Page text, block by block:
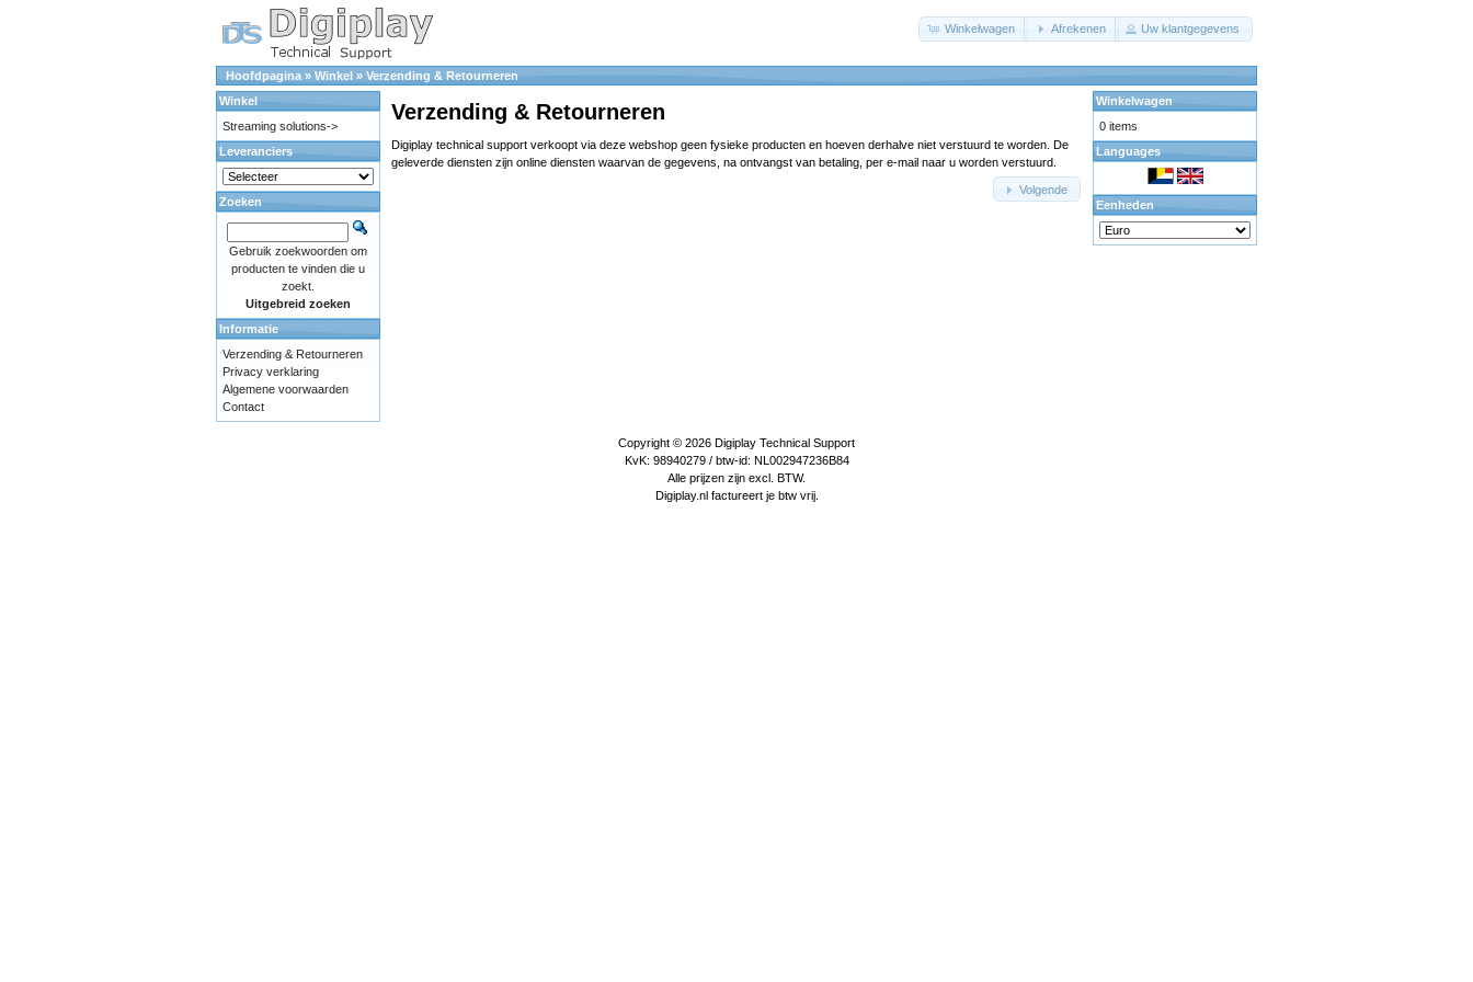
Winkelwagen Afrekenen Uw klantgegevens
Hoofdpagina » Winkel » Verzending & Retourneren
Verzending & Retourneren
Digiplay technical support verkoopt via deze webshop geen fysieke producten en hoeven derhalve niet verstuurd te worden. De
geleverde diensten zijn online diensten waarvan de gegevens, na ontvangst van betaling, per e-mail naar u worden verstuurd.
Volgende
Winkel
Streaming solutions->
Leveranciers
Zoeken
Gebruik zoekwoorden om
producten te vinden die u
zoekt.
Uitgebreid zoeken
Informatie
Verzending & Retourneren
Privacy verklaring
Algemene voorwaarden
Contact
Winkelwagen
0 items
Languages
Eenheden
Copyright © 2026 Digiplay Technical Support
KvK: 98940279 / btw-id: NL002947236B84
Alle prijzen zijn excl. BTW.
Digiplay.nl factureert je btw vrij.